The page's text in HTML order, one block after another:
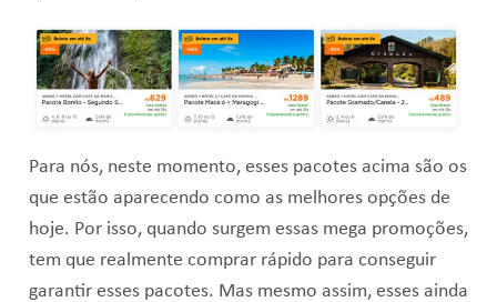
Para nós, neste momento, esses pacotes acima são os
que estão aparecendo como as melhores opções de
hoje. Por isso, quando surgem essas mega promoções,
tem que realmente comprar rápido para conseguir
garantir esses pacotes. Mas mesmo assim, esses ainda